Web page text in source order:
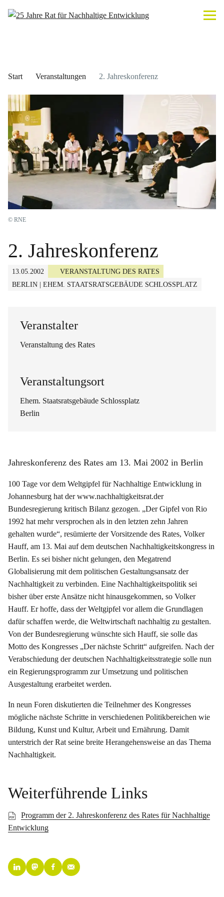
Start Veranstaltungen 2. Jahreskonferenz
© RNE
2. Jahreskonferenz
13.05.2002
VERANSTALTUNG DES RATES
BERLIN | EHEM. STAATSRATSGEBÄUDE SCHLOSSPLATZ
Veranstalter
Veranstaltung des Rates
Veranstaltungsort
Ehem. Staatsratsgebäude Schlossplatz
Berlin
Jahreskonferenz des Rates am 13. Mai 2002 in Berlin
100 Tage vor dem Weltgipfel für Nachhaltige Entwicklung in
Johannesburg hat der www.nachhaltigkeitsrat.der
Bundesregierung kritisch Bilanz gezogen. „Der Gipfel von Rio
1992 hat mehr versprochen als in den letzten zehn Jahren
gehalten wurde“, resümierte der Vorsitzende des Rates, Volker
Hauff, am 13. Mai auf dem deutschen Nachhaltigkeitskongress in
Berlin. Es sei bisher nicht gelungen, den Megatrend
Globalisierung mit dem politischen Gestaltungsansatz der
Nachhaltigkeit zu verbinden. Eine Nachhaltigkeitspolitik sei
bisher über erste Ansätze nicht hinausgekommen, so Volker
Hauff. Er hoffe, dass der Weltgipfel vor allem die Grundlagen
dafür schaffen werde, die Weltwirtschaft nachhaltig zu gestalten.
Von der Bundesregierung wünschte sich Hauff, sie solle das
Motto des Kongresses „Der nächste Schritt“ aufgreifen. Nach der
Verabschiedung der deutschen Nachhaltigkeitsstrategie solle nun
ein Regierungsprogramm zur Umsetzung und politischen
Ausgestaltung erarbeitet werden.
In neun Foren diskutierten die Teilnehmer des Kongresses
mögliche nächste Schritte in verschiedenen Politikbereichen wie
Bildung, Kunst und Kultur, Arbeit und Ernährung. Damit
unterstrich der Rat seine breite Herangehensweise an das Thema
Nachhaltigkeit.
Weiterführende Links
Programm der 2. Jahreskonferenz des Rates für Nachhaltige
Entwicklung